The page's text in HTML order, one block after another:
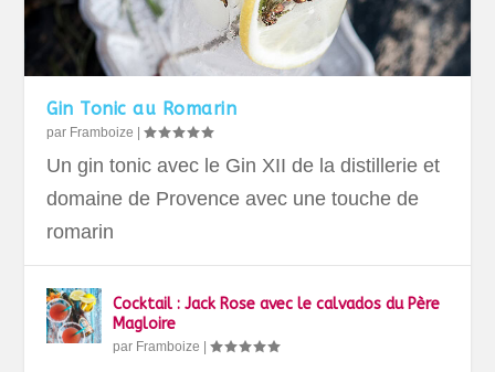
Gin Tonic au Romarin
par Framboize |
Un gin tonic avec le Gin XII de la distillerie et
domaine de Provence avec une touche de
romarin
Cocktail : Jack Rose avec le calvados du Père
Magloire
par Framboize |